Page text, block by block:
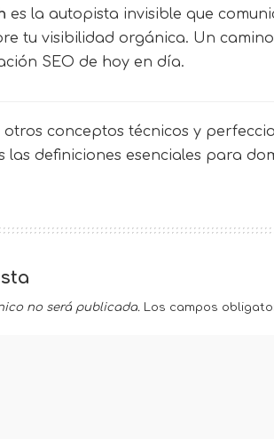
es la autopista invisible que
tu visibilidad orgánica. Un
SEO de hoy en día.
conceptos técnicos y
las definiciones esenciales para
no será publicada. Los campos